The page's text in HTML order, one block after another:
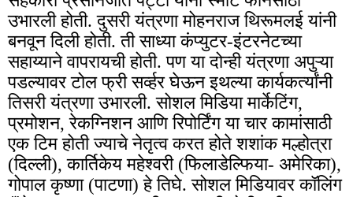
उभारली होती. दुसरी यंत्रणा मोहनराज थिरूमलई यांनी
बनवून दिली होती. ती साध्या कंप्युटर-इंटरनेटच्या
सहाय्याने वापरायची होती. पण या दोन्ही यंत्रणा अपुऱ्या
पडल्यावर टोल फ्री सर्व्हर घेऊन इथल्या कार्यकर्त्यांनी
तिसरी यंत्रणा उभारली. सोशल मिडिया मार्केटिंग,
प्रमोशन, रेकग्निशन आणि रिपोर्टिंग या चार कामांसाठी
एक टिम होती ज्याचे नेतृत्व करत होते शशांक मल्होत्रा
(दिल्ली), कार्तिकेय महेश्वरी (फिलाडेल्फिया- अमेरिका),
गोपाल कृष्णा (पाटणा) हे तिघे. सोशल मिडियावर कॉलिंग